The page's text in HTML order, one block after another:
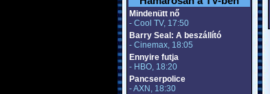
Mindenütt nő
- Cool TV, 17:50
Barry Seal: A beszállító
- Cinemax, 18:05
Ennyire futja
- HBO, 18:20
Pancserpolice
- AXN, 18:30